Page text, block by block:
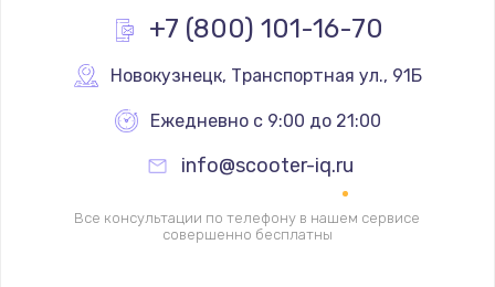
Замена реле
Замена термопредохранителя
700 руб.
Заказать
+7 (800) 101-16-70
Новокузнецк, Транспортная ул., 91Б
Ежедневно с 9:00 до 21:00
info@scooter-iq.ru
Все консультации по телефону в нашем сервисе
совершенно бесплатны